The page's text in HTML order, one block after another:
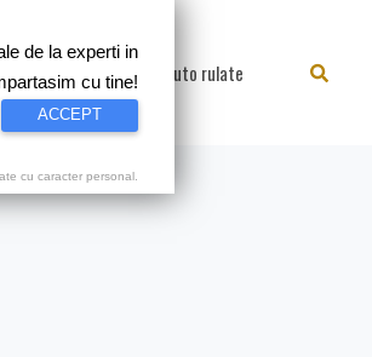
Video Auto rulate Search
de la experti in
cu tine!
ACCEPT
cu caracter personal.